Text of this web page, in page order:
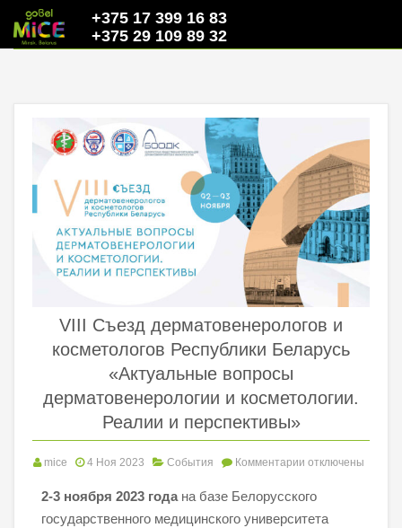
+375 17 399 16 83
+375 29 109 89 32
VIII Съезд дерматовенерологов и
косметологов Республики Беларусь
«Актуальные вопросы
дерматовенерологии и косметологии.
Реалии и перспективы»
mice 4 Ноя 2023 События Комментарии отключены
2-3 ноября 2023 года на базе Белорусского
государственного медицинского университета